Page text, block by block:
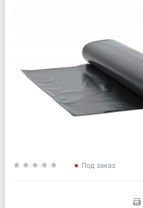
Под заказ